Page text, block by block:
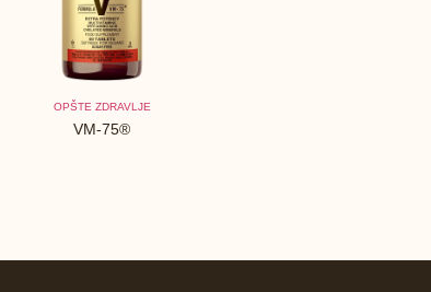
OPŠTE ZDRAVLJE
VM-75®